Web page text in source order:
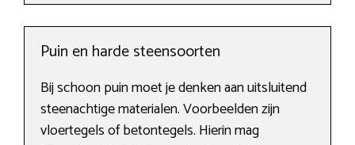
Puin en harde steensoorten
Bij schoon puin moet je denken aan uitsluitend
steenachtige materialen. Voorbeelden zijn
vloertegels of betontegels. Hierin mag